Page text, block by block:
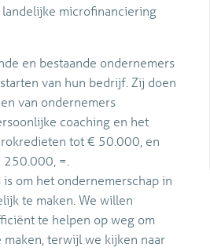
microfinanciering
en bestaande ondernemers
van hun bedrijf. Zij doen
van ondernemers
coaching en het
tot € 50.000, en
250.000, =.
om het ondernemerschap in
te maken. We willen
te helpen op weg om
terwijl we kijken naar